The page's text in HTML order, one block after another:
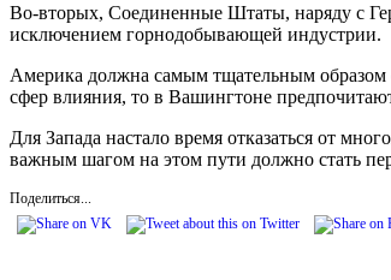
Во-вторых, Соединенные Штаты, наряду с
исключением горнодобывающей индустрии.
Америка должна самым тщательным образом
сфер влияния, то в Вашингтоне
Для Запада настало время отказаться от
важным шагом на этом пути должно стать
Поделиться...